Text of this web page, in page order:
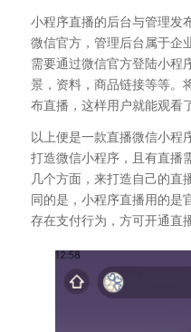
小程序直播的后台与管理发
微信官方，管理后台属于企
需要通过微信官方登陆小程
景，资料，商品链接等等。
布直播，这样用户就能观看了
以上便是一款直播微信小程
打造微信小程序，且有直播
几个方面，来打造自己的直
同的是，小程序直播用的是
存在支付行为，方可开通直播